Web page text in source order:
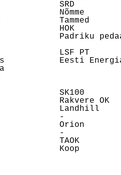
SRD
Nõmme
Tammed
HOK
Padriku
LSF PT
Eesti
SK100
Rakvere OK
Landhill
-
Orion
-
TAOK
Koop